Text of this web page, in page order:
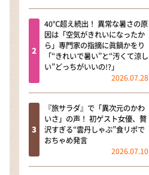
40℃超え続出！ 異常な暑さの原
因は「空気がきれいになったか
ら」専門家の指摘に眞鍋かをり
「“きれいで暑い”と“汚くて涼し
い”どっちがいいの!?」
2026.07.28
『旅サラダ』で「異次元のかわ
いさ」の声！ 初ゲスト女優、贅
沢すぎる“雲丹しゃぶ”食リポで
おちゃめ発言
2026.07.10